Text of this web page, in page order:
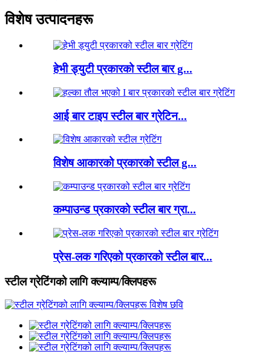
विशेष उत्पादनहरू
हेभी ड्युटी प्रकारको स्टील बार g...
आई बार टाइप स्टील बार ग्रेटिन...
विशेष आकारको प्रकारको स्टील g...
कम्पाउन्ड प्रकारको स्टील बार ग्रा...
प्रेस-लक गरिएको प्रकारको स्टील बार...
स्टील ग्रेटिंगको लागि क्ल्याम्प/क्लिपहरू